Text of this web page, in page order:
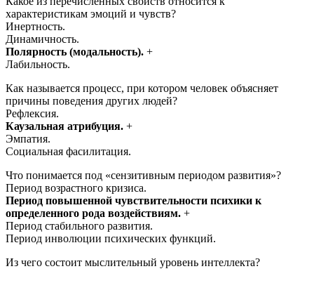
характеристикам эмоций и чувств?
Инертность.
Динамичность.
Полярность (модальность). +
Лабильность.
Как называется процесс, при котором человек объясняет
причины поведения других людей?
Рефлексия.
Каузальная атрибуция. +
Эмпатия.
Социальная фасилитация.
Что понимается под «сензитивным периодом развития»?
Период возрастного кризиса.
Период повышенной чувствительности психики к
определенного рода воздействиям. +
Период стабильного развития.
Период инволюции психических функций.
Из чего состоит мыслительный уровень интеллекта?